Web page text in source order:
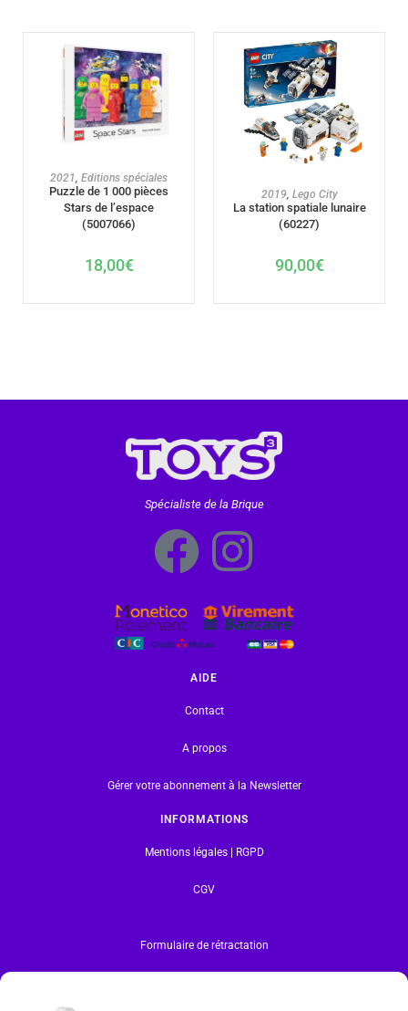
AJOUTER AU PANIER
2021 Editions spéciales
Puzzle de 1 000 pièces
Stars de l’espace
(5007066)
18,00€
AJOUTER AU PANIER
2019 Lego City
La station spatiale lunaire
(60227)
90,00€
Spécialiste de la Brique
AIDE
Contact
A propos
Gérer votre abonnement à la Newsletter
INFORMATIONS
Mentions légales | RGPD
CGV
Formulaire de rétractation